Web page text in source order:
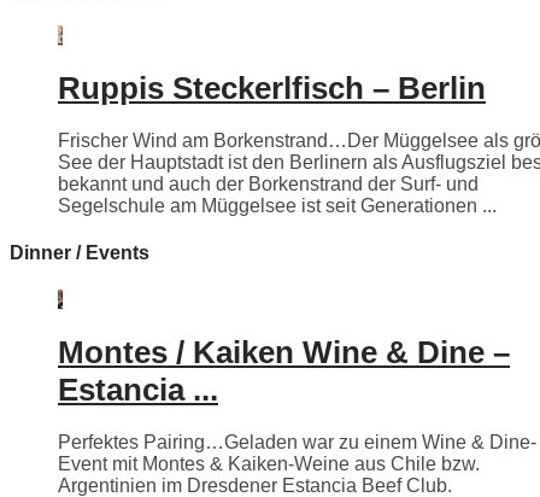
Ruppis Steckerlfisch – Berlin
Frischer Wind am Borkenstrand…Der Müggelsee als
See der Hauptstadt ist den Berlinern als Ausflugsziel
bekannt und auch der Borkenstrand der Surf- und
Segelschule am Müggelsee ist seit Generationen ...
Dinner / Events
Montes / Kaiken Wine & Dine –
Estancia ...
Perfektes Pairing…Geladen war zu einem Wine & Dine-
Event mit Montes & Kaiken-Weine aus Chile bzw.
Argentinien im Dresdener Estancia Beef Club.